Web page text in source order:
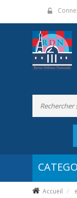
Accueil